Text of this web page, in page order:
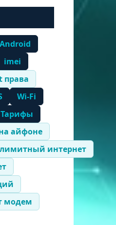
Android
imei
права
Wi-Fi
Тарифы
айфоне
интернет
модем